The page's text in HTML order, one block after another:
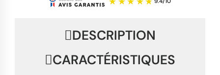
DESCRIPTION
CARACTÉRISTIQUES